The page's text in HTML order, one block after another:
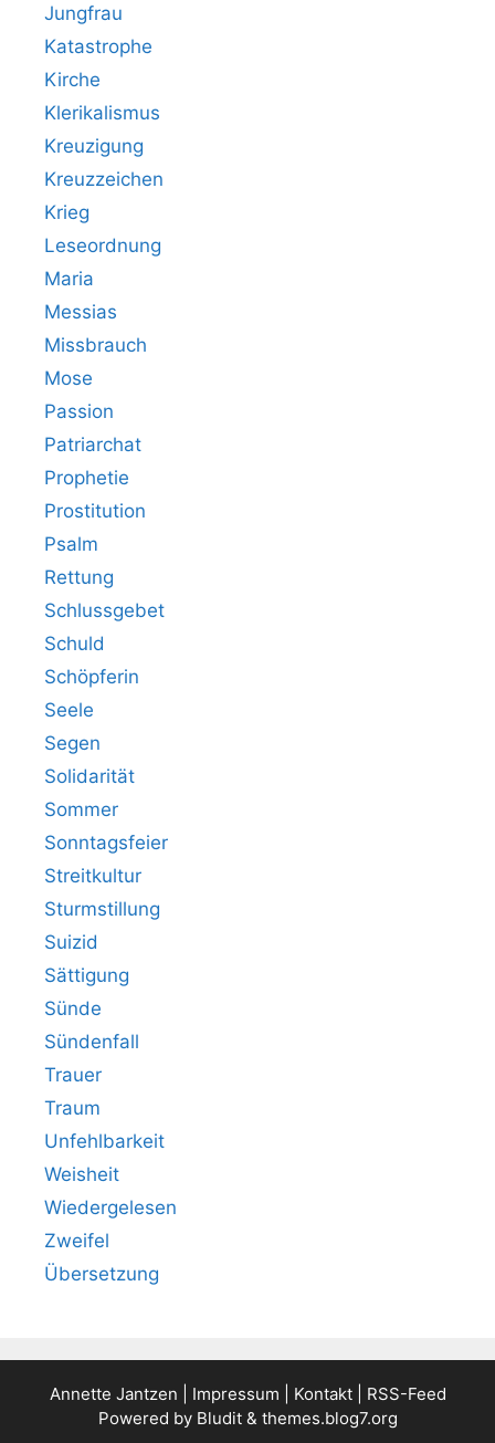
Jungfrau
Katastrophe
Kirche
Klerikalismus
Kreuzigung
Kreuzzeichen
Krieg
Leseordnung
Maria
Messias
Missbrauch
Mose
Passion
Patriarchat
Prophetie
Prostitution
Psalm
Rettung
Schlussgebet
Schuld
Schöpferin
Seele
Segen
Solidarität
Sommer
Sonntagsfeier
Streitkultur
Sturmstillung
Suizid
Sättigung
Sünde
Sündenfall
Trauer
Traum
Unfehlbarkeit
Weisheit
Wiedergelesen
Zweifel
Übersetzung
Annette Jantzen | Impressum Kontakt| RSS-Feed
Powered by Bludit& themes.blog7.org